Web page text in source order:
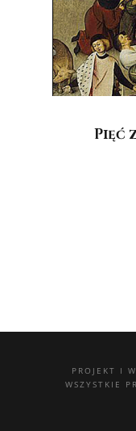
Pięć
PROJEKT I
WSZYSTKIE